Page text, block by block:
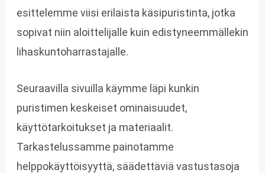
esittelemme viisi erilaista käsipuristinta, jotka
sopivat niin aloittelijalle kuin edistyneemmällekin
lihaskuntoharrastajalle.
Seuraavilla sivuilla käymme läpi kunkin
puristimen keskeiset ominaisuudet,
käyttötarkoitukset ja materiaalit.
Tarkastelussamme painotamme
helppokäyttöisyyttä, säädettäviä vastustasoja